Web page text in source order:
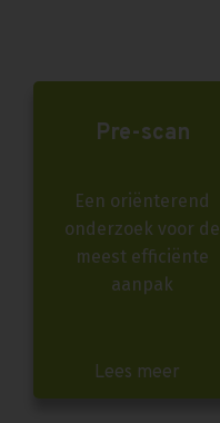
Pre-scan
Een oriënterend
onderzoek voor de
meest efficiënte
aanpak
Lees meer